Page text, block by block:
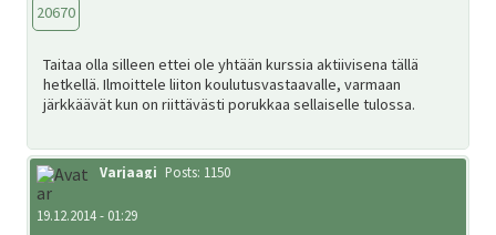
20670
Taitaa olla silleen ettei ole yhtään kurssia aktiivisena tällä
hetkellä. Ilmoittele liiton koulutusvastaavalle, varmaan
järkkäävät kun on riittävästi porukkaa sellaiselle tulossa.
Varjaagi Posts: 1150
19.12.2014 - 01:29